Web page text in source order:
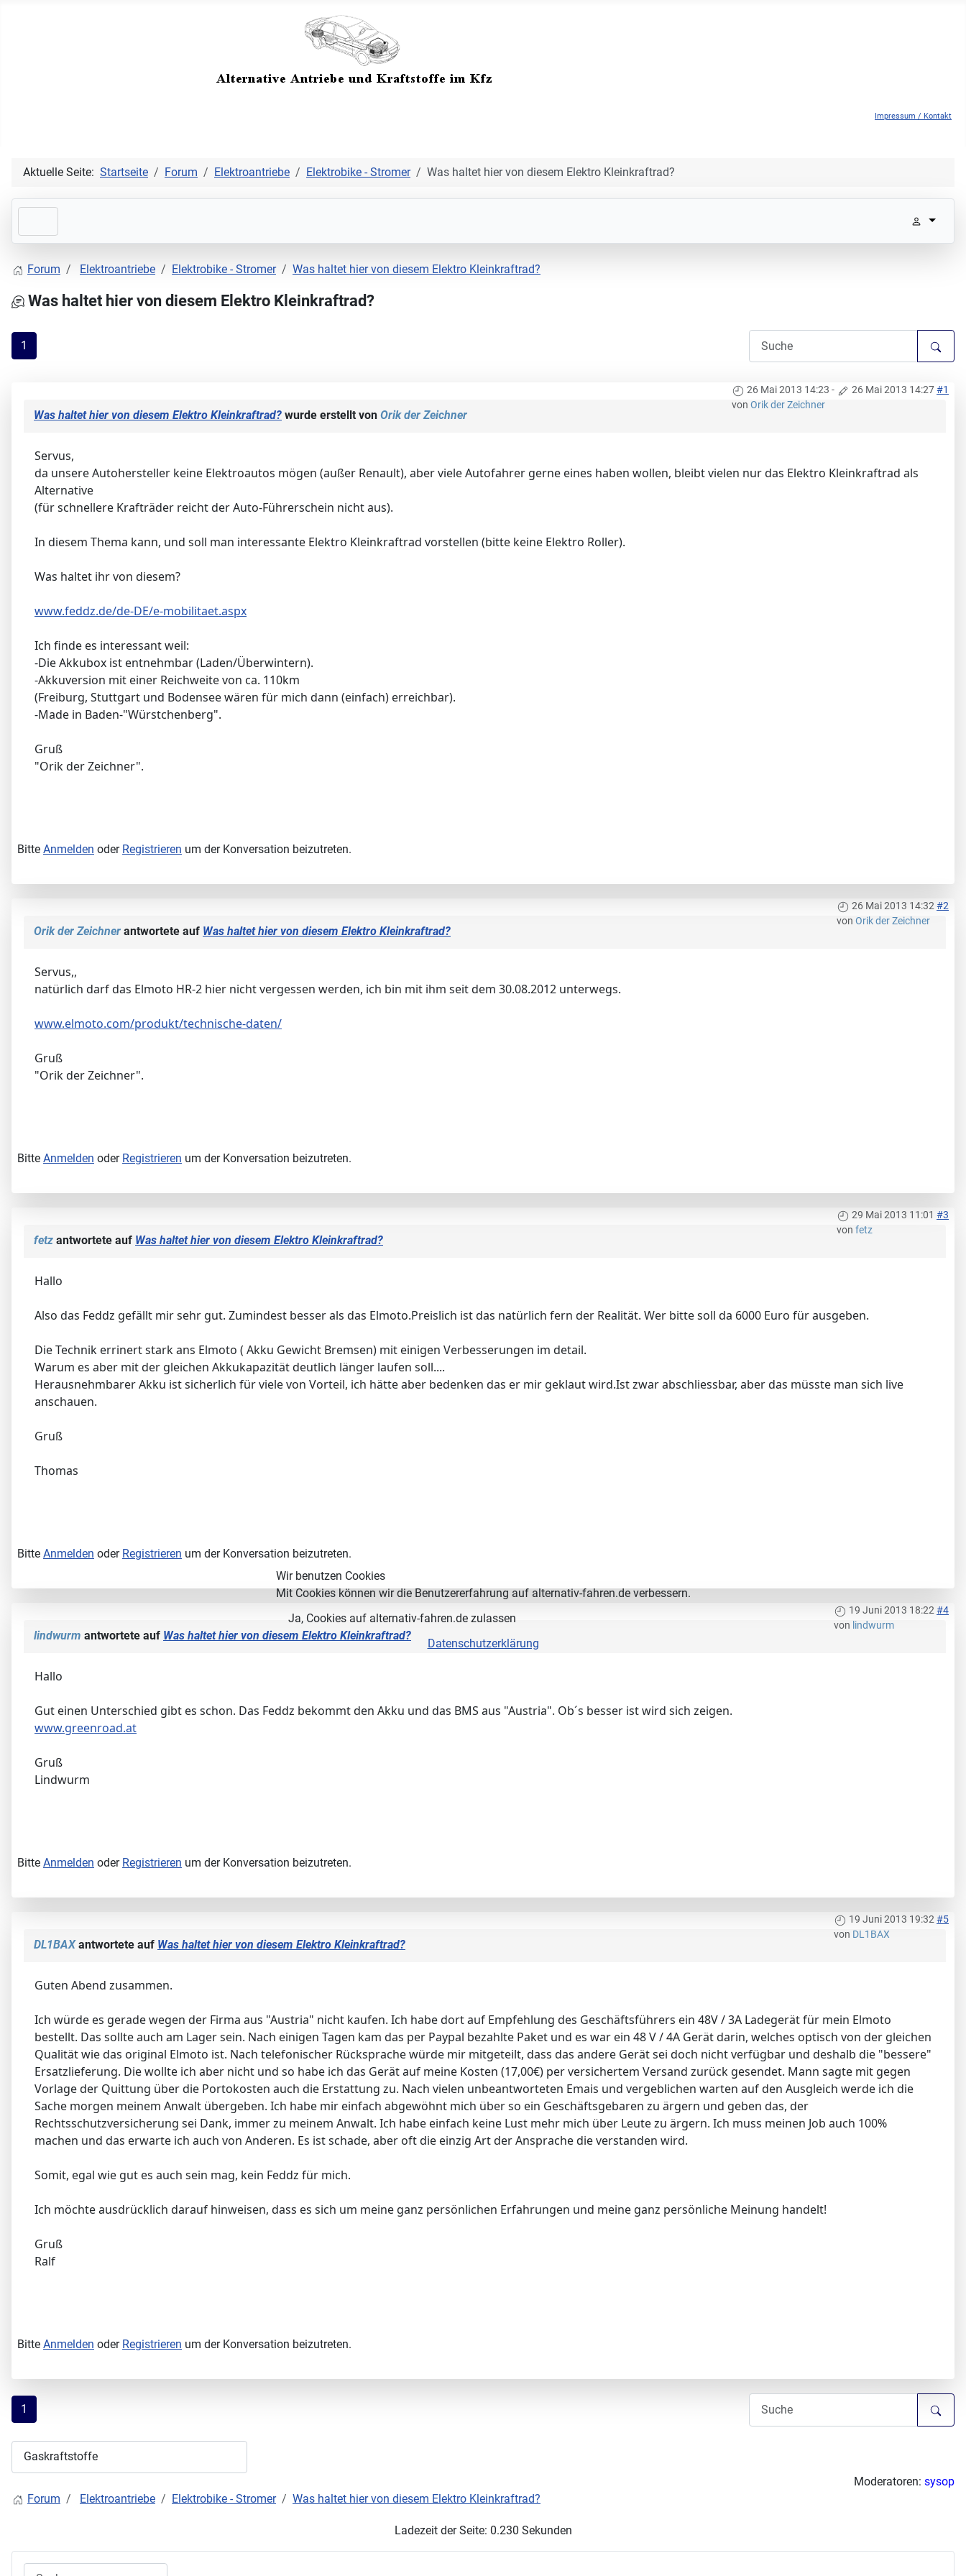
Impressum / Kontakt
Aktuelle Seite: Startseite Forum Elektroantriebe Elektrobike - Stromer Was haltet hier von diesem Elektro Kleinkraftrad?
Forum Elektroantriebe Elektrobike - Stromer Was haltet hier von diesem Elektro Kleinkraftrad?
Was haltet hier von diesem Elektro Kleinkraftrad?
1
26 Mai 2013 14:23 - 26 Mai 2013 14:27#1
von Orik der Zeichner
Was haltet hier von diesem Elektro Kleinkraftrad? wurde erstellt von Orik der Zeichner
Servus,
da unsere Autohersteller keine Elektroautos mögen (außer Renault), aber viele Autofahrer gerne eines haben wollen, bleibt vielen nur das Elektro Kleinkraftrad als
Alternative
(für schnellere Krafträder reicht der Auto-Führerschein nicht aus).
In diesem Thema kann, und soll man interessante Elektro Kleinkraftrad vorstellen (bitte keine Elektro Roller).
Was haltet ihr von diesem?
www.feddz.de/de-DE/e-mobilitaet.aspx
Ich finde es interessant weil:
-Die Akkubox ist entnehmbar (Laden/Überwintern).
-Akkuversion mit einer Reichweite von ca. 110km
(Freiburg, Stuttgart und Bodensee wären für mich dann (einfach) erreichbar).
-Made in Baden-"Würstchenberg".
Gruß
"Orik der Zeichner".
Bitte Anmelden oder Registrieren um der Konversation beizutreten.
26 Mai 2013 14:32#2
von Orik der Zeichner
Orik der Zeichner antwortete auf Was haltet hier von diesem Elektro Kleinkraftrad?
Servus,,
natürlich darf das Elmoto HR-2 hier nicht vergessen werden, ich bin mit ihm seit dem 30.08.2012 unterwegs.
www.elmoto.com/produkt/technische-daten/
Gruß
"Orik der Zeichner".
Bitte Anmelden oder Registrieren um der Konversation beizutreten.
29 Mai 2013 11:01 #3
von fetz
fetz antwortete auf Was haltet hier von diesem Elektro Kleinkraftrad?
Hallo
Also das Feddz gefällt mir sehr gut. Zumindest besser als das Elmoto.Preislich ist das natürlich fern der Realität. Wer bitte soll da 6000 Euro für ausgeben.
Die Technik errinert stark ans Elmoto ( Akku Gewicht Bremsen) mit einigen Verbesserungen im detail.
Warum es aber mit der gleichen Akkukapazität deutlich länger laufen soll....
Herausnehmbarer Akku ist sicherlich für viele von Vorteil, ich hätte aber bedenken das er mir geklaut wird.Ist zwar abschliessbar, aber das müsste man sich live
anschauen.
Gruß
Thomas
Bitte Anmelden oder Registrieren um der Konversation beizutreten.
19 Juni 2013 18:22#4
von lindwurm
lindwurm antwortete auf Was haltet hier von diesem Elektro Kleinkraftrad?
Hallo
Gut einen Unterschied gibt es schon. Das Feddz bekommt den Akku und das BMS aus "Austria". Ob´s besser ist wird sich zeigen.
www.greenroad.at
Gruß
Lindwurm
Bitte Anmelden oder Registrieren um der Konversation beizutreten.
19 Juni 2013 19:32#5
von DL1BAX
DL1BAXantwortete auf Was haltet hier von diesem Elektro Kleinkraftrad?
Guten Abend zusammen.
Ich würde es gerade wegen der Firma aus "Austria" nicht kaufen. Ich habe dort auf Empfehlung des Geschäftsführers ein 48V / 3A Ladegerät für mein Elmoto
bestellt. Das sollte auch am Lager sein. Nach einigen Tagen kam das per Paypal bezahlte Paket und es war ein 48 V / 4A Gerät darin, welches optisch von der gleichen
Qualität wie das original Elmoto ist. Nach telefonischer Rücksprache würde mir mitgeteilt, dass das andere Gerät sei doch nicht verfügbar und deshalb die "bessere"
Ersatzlieferung. Die wollte ich aber nicht und so habe ich das Gerät auf meine Kosten (17,00€) per versichertem Versand zurück gesendet. Mann sagte mit gegen
Vorlage der Quittung über die Portokosten auch die Erstattung zu. Nach vielen unbeantworteten Emais und vergeblichen warten auf den Ausgleich werde ich die
Sache morgen meinem Anwalt übergeben. Ich habe mir einfach abgewöhnt mich über so ein Geschäftsgebaren zu ärgern und geben das, der
Rechtsschutzversicherung sei Dank, immer zu meinem Anwalt. Ich habe einfach keine Lust mehr mich über Leute zu ärgern. Ich muss meinen Job auch 100%
machen und das erwarte ich auch von Anderen. Es ist schade, aber oft die einzig Art der Ansprache die verstanden wird.
Somit, egal wie gut es auch sein mag, kein Feddz für mich.
Ich möchte ausdrücklich darauf hinweisen, dass es sich um meine ganz persönlichen Erfahrungen und meine ganz persönliche Meinung handelt!
Gruß
Ralf
Bitte Anmelden oder Registrieren um der Konversation beizutreten.
1
Moderatoren: sysop
Forum
Elektroantriebe Elektrobike - Stromer Was haltet hier von diesem Elektro Kleinkraftrad?
Ladezeit der Seite: 0.230 Sekunden
Wir benutzen Cookies
Mit Cookies können wir die Benutzererfahrung auf alternativ-fahren.de verbessern.
Ja, Cookies auf alternativ-fahren.de zulassen
Datenschutzerklärung